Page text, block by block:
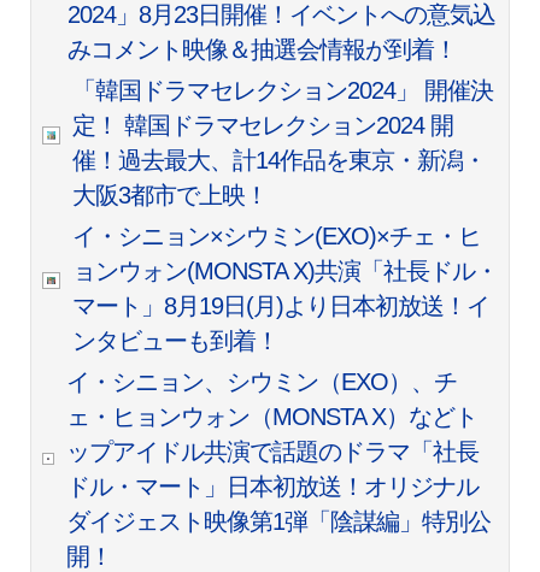
2024」8月23日開催！イベントへの意気込
みコメント映像＆抽選会情報が到着！
「韓国ドラマセレクション2024」 開催決
定！ 韓国ドラマセレクション2024 開
催！過去最大、計14作品を東京・新潟・
大阪3都市で上映！
イ・シニョン×シウミン(EXO)×チェ・ヒ
ョンウォン(MONSTA X)共演「社長ドル・
マート」8月19日(月)より日本初放送！イ
ンタビューも到着！
イ・シニョン、シウミン（EXO）、チ
ェ・ヒョンウォン（MONSTA X）などト
ップアイドル共演で話題のドラマ「社長
ドル・マート」日本初放送！オリジナル
ダイジェスト映像第1弾「陰謀編」特別公
開！